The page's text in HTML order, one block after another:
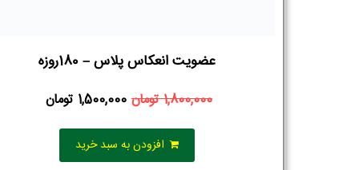
عضویت انعکاس پلاس – 180روزه
1,800,000تومان 1,500,000 تومان
افزودن به سبد خرید